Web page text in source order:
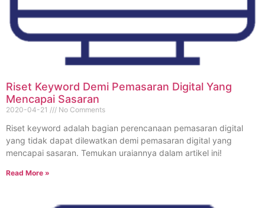
Riset Keyword Demi Pemasaran Digital Yang
Mencapai Sasaran
2020-04-21 No Comments
Riset keyword adalah bagian perencanaan pemasaran digital
yang tidak dapat dilewatkan demi pemasaran digital yang
mencapai sasaran. Temukan uraiannya dalam artikel ini!
Read More »